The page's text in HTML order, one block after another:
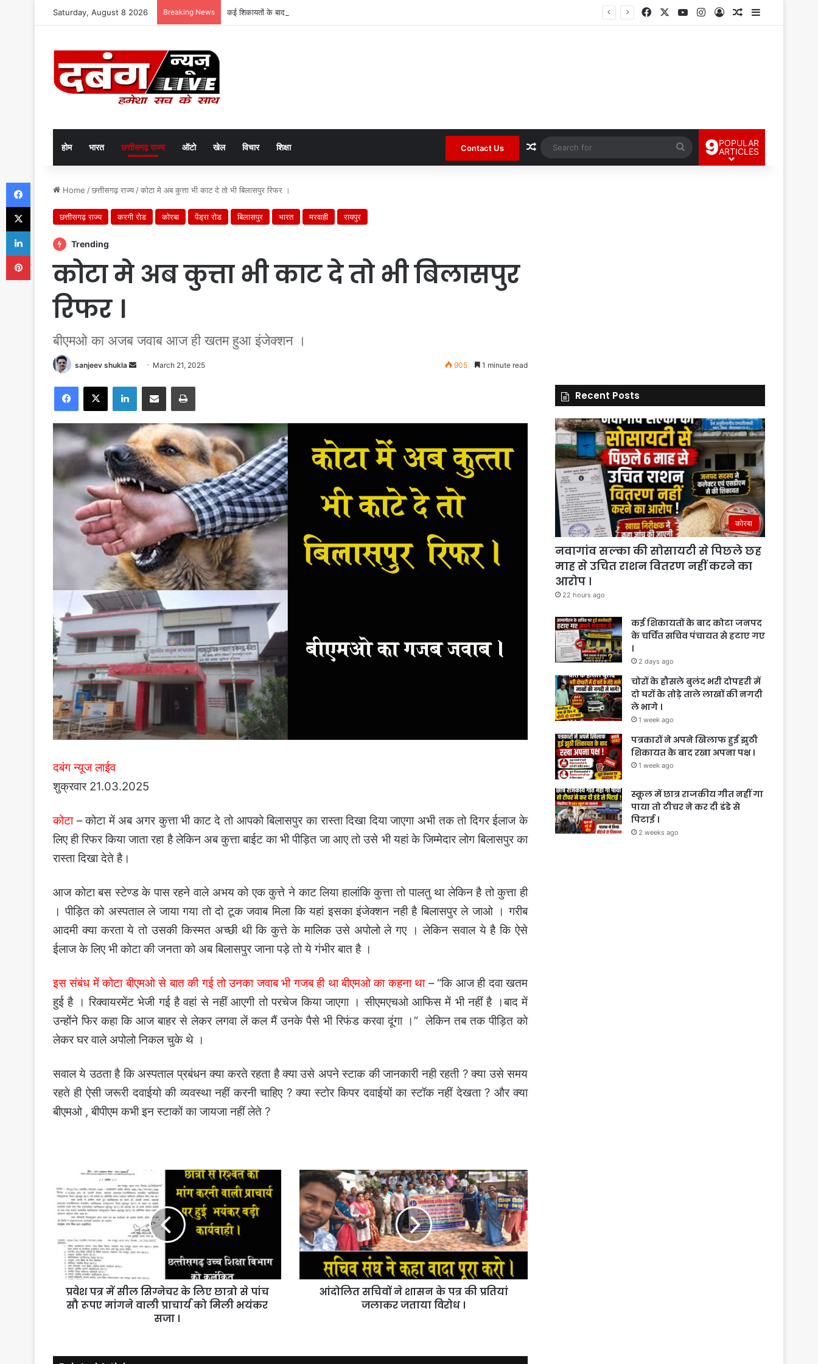
Saturday, August 8 2026 Breaking News कई शिकायतों के बाद कोटा जनपद के चर्चित सचिव पंचायत से हटाए गए । FacebookYouTubeInstagram
Log InRandom Article
Sidebar
होम भारत छत्तीसगढ़ राज्य ऑटो खेल विचार शिक्षा Contact Us Random Article
Search
for
9POPULAR
ARTICLES
Home /छत्तीसगढ़ राज्य /कोटा मे अब कुत्ता भी काट दे तो भी बिलासपुर रिफर ।
छत्तीसगढ़ राज्य करगी रोड कोरबा पेंड्रा रोड बिलासपुर भारत मरवाही रायपुर
Trending
कोटा मे अब कुत्ता भी काट दे तो भी बिलासपुर
रिफर ।
बीएमओ का अजब जवाब आज ही खतम हुआ इंजेक्शन ।
sanjeev shukla
Send
email
March 21, 2025 905 1 minute read
Facebook
X LinkedInShare via Email Print
दबंग न्यूज लाईव
शुक्रवार 21.03.2025
कोटा– कोटा में अब अगर कुत्ता भी काट दे तो आपको बिलासपुर का रास्ता दिखा दिया जाएगा अभी तक तो दिगर ईलाज के
लिए ही रिफर किया जाता रहा है लेकिन अब कुत्ता बाईट का भी पीड़ित जा आए तो उसे भी यहां के जिम्मेदार लोग बिलासपुर का
रास्ता दिखा देते है।
आज कोटा बस स्टेण्ड के पास रहने वाले अभय को एक कुत्ते ने काट लिया हालांकि कुत्ता तो पालतु था लेकिन है तो कुत्ता ही
। पीड़ित को अस्पताल ले जाया गया तो दो टूक जवाब मिला कि यहां इसका इंजेक्शन नही है बिलासपुर ले जाओ । गरीब
आदमी क्या करता ये तो उसकी किस्मत अच्छी थी कि कुत्ते के मालिक उसे अपोलो ले गए । लेकिन सवाल ये है कि ऐसे
ईलाज के लिए भी कोटा की जनता को अब बिलासपुर जाना पड़े तो ये गंभीर बात है ।
इस संबंध में कोटा बीएमओ से बात की गई तो उनका जवाब भी गजब ही था बीएमओ का कहना था– “कि आज ही दवा खतम
हुई है । रिक्वायरमेंट भेजी गई है वहां से नहीं आएगी तो परचेज किया जाएगा । सीएमएचओ आफिस में भी नहीं है ।बाद में
उन्होंने फिर कहा कि आज बाहर से लेकर लगवा लें कल मैं उनके पैसे भी रिफंड करवा दूंगा ।” लेकिन तब तक पीड़ित को
लेकर घर वाले अपोलो निकल चुके थे ।
सवाल ये उठता है कि अस्पताल प्रबंधन क्या करते रहता है क्या उसे अपने स्टाक की जानकारी नही रहती ? क्या उसे समय
रहते ही ऐसी जरूरी दवाईयो की व्यवस्था नहीं करनी चाहिए ? क्या स्टोर किपर दवाईयों का स्टॉक नहीं देखता ? और क्या
बीएमओ , बीपीएम कभी इन स्टाकों का जायजा नहीं लेते ?
पत्र
सील
सिग्नेचर
के
छात्रो
प्राचार्य
प्रवेश पत्र में सील सिग्नेचर के लिए छात्रो से पांच
सौ रूपए मांगने वाली प्राचार्य को मिली भयंकर
सजा ।
आंदोलित
सचिवों
ने
शासन
के
पत्र
की
जलाकर
आंदोलित सचिवों ने शासन के पत्र की प्रतियां
जलाकर जताया विरोध ।
Recent Posts
कोरबा
नवागांव सल्का की सोसायटी से पिछले छह
माह से उचित राशन वितरण नहीं करने का
आरोप ।
22 hours ago
कई शिकायतों के बाद कोटा जनपद
के चर्चित सचिव पंचायत से हटाए गए
।
2 days ago
चोरों के हौसले बुलंद भरी दोपहरी में
दो घरों के तोड़े ताले लाखों की नगदी
ले भागे ।
1 week ago
पत्रकारों ने अपने खिलाफ हुई झुठी
शिकायत के बाद रखा अपना पक्ष ।
1 week ago
स्कूल में छात्र राजकीय गीत नहीं गा
पाया तो टीचर ने कर दी डंडे से
पिटाई ।
2 weeks ago
Facebook
X
LinkedIn
Pinterest